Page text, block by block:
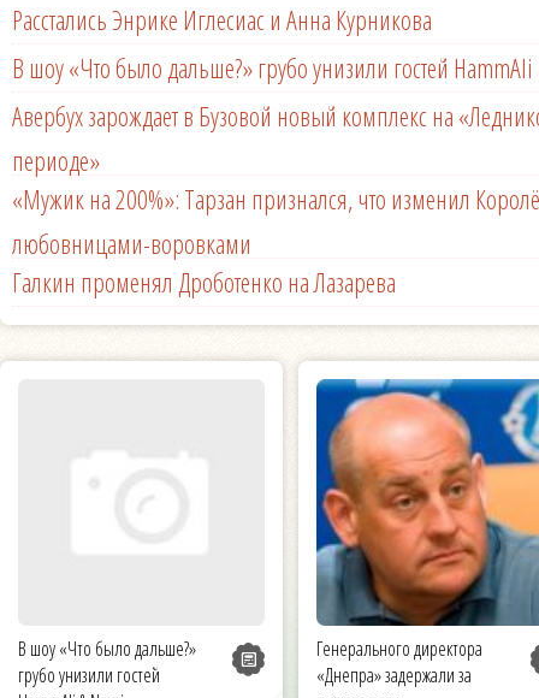
Расстались Энрике Иглесиас и Анна Курникова
В шоу «Что было дальше?» грубо унизили гостей HammAli
Авербух зарождает в Бузовой новый комплекс на
периоде»
«Мужик на 200%»: Тарзан признался, что изменил
любовницами-воровками
Галкин променял Дроботенко на Лазарева
В шоу «Что было дальше?»
грубо унизили гостей
Генерального директора
«Днепра» задержали за